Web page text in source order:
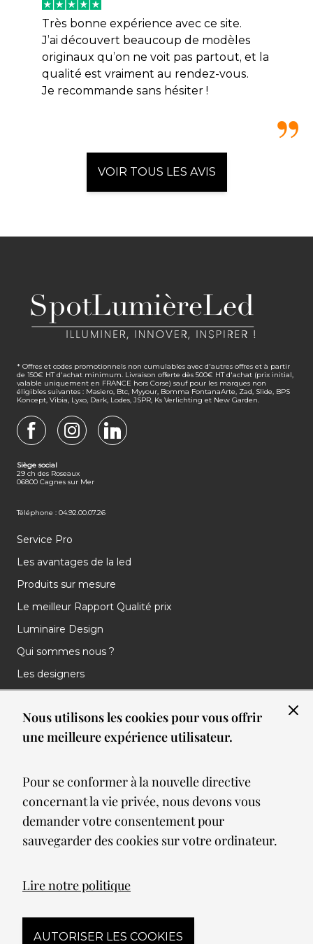
Nous utilisons les cookies pour vous offrir
une meilleure expérience utilisateur.
Pour se conformer à la nouvelle directive
concernant la vie privée, nous devons vous
demander votre consentement pour
sauvegarder des cookies sur votre ordinateur.
Lire notre politique
AUTORISER LES COOKIES
Très bonne expérience avec ce site.
J’ai découvert beaucoup de modèles
originaux qu’on ne voit pas partout, et la
qualité est vraiment au rendez-vous.
Je recommande sans hésiter !
VOIR TOUS LES AVIS
* Offres et codes promotionnels non cumulables avec d'autres offres et à partir
de 150€ HT d'achat minimum. Livraison offerte dès 500€ HT d'achat (prix initial,
valable uniquement en FRANCE hors Corse) sauf pour les marques non
éligibles suivantes : Masiero, Btc, Myyour, Bomma FontanaArte, Zad, Slide, BPS
Koncept, Vibia, Lyxo, Dark, Lodes, JSPR, Ks Verlichting et New Garden.
Siège social
29 ch des Roseaux
06800 Cagnes sur Mer
Téléphone : 04.92.00.07.26
Service Pro
Les avantages de la led
Produits sur mesure
Le meilleur Rapport Qualité prix
Luminaire Design
Qui sommes nous ?
Les designers
Nos réalisations
Nos Clients
Meilleures ventes
Blog
© 2026 Spot lumiere led. All Rights Reserved
Mentions légales